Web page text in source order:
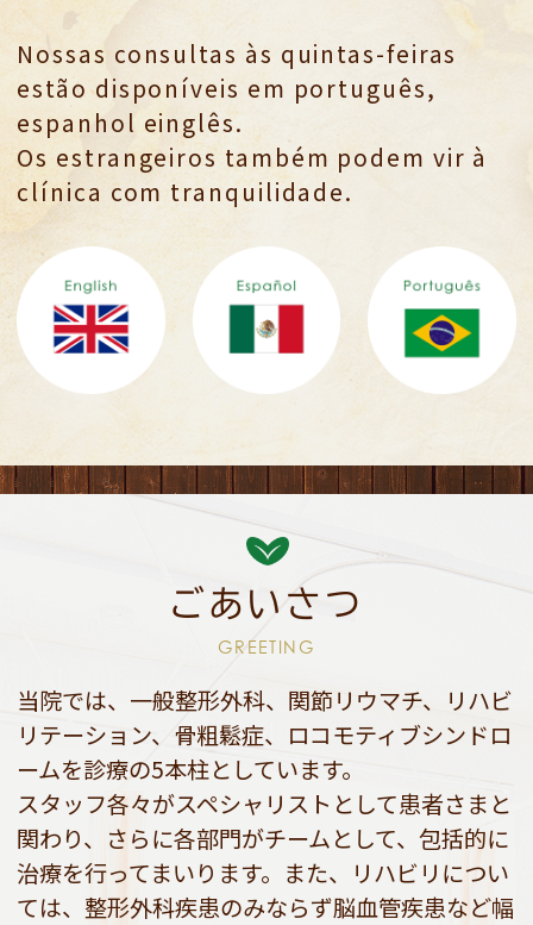
Nossas consultas às quintas-feiras
estão disponíveis em português,
espanhol einglês.
Os estrangeiros também podem vir à
clínica com tranquilidade.
ごあいさつ
GREETING
当院では、一般整形外科、関節リウマチ、リハビ
リテーション、骨粗鬆症、 ロコモティブシンドロ
ームを診療の5本柱としています。
スタッフ各々がスペシャリストとして患者さまと
関わり、 さらに各部門がチームとして、包括的に
治療を行ってまいります。 また、リハビリについ
ては、整形外科疾患のみならず脳血管疾患など幅